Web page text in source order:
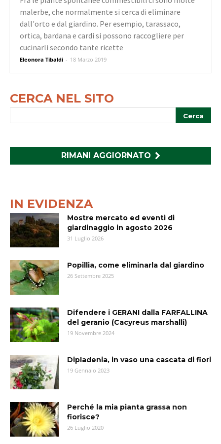
Eleonora Tibaldi - 18 Marzo 2019
malerbe, che normalmente si cerca di eliminare
dall'orto e dal giardino. Per esempio, tarassaco,
ortica, bardana e cardi si possono raccogliere per
cucinarli secondo tante ricette
CERCA NEL SITO
RIMANI AGGIORNATO
IN EVIDENZA
Mostre mercato ed eventi di
giardinaggio in agosto 2026
31 Luglio 2026
Popillia, come eliminarla dal giardino
26 Settembre 2025
Difendere i GERANI dalla FARFALLINA
del geranio (Cacyreus marshalli)
19 Novembre 2024
Dipladenia, in vaso una cascata di fiori
19 Gennaio 2023
Perché la mia pianta grassa non
fiorisce?
26 Luglio 2020